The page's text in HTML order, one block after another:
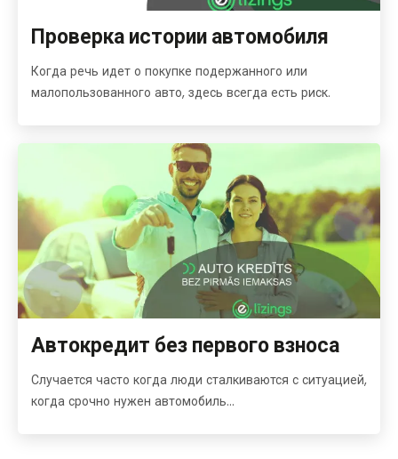
Проверка истории автомобиля
Когда речь идет о покупке подержанного или
малопользованного авто, здесь всегда есть риск.
Автокредит без первого взноса
Случается часто когда люди сталкиваются с ситуацией,
когда срочно нужен автомобиль...